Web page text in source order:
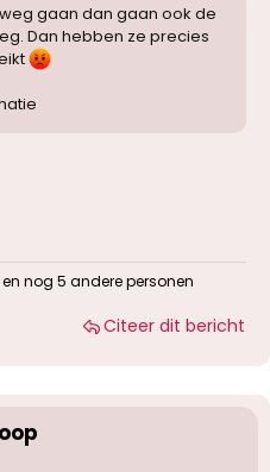
gaan dan gaan ook de
Dan hebben ze precies
en nog 5 andere personen
Citeer dit bericht